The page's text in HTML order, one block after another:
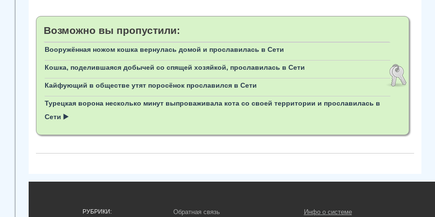
Возможно вы пропустили:
Вооружённая ножом кошка вернулась домой и прославилась в Сети
Кошка, поделившаяся добычей со спящей хозяйкой, прославилась в Сети
Кайфующий в обществе утят поросёнок прославился в Сети
Турецкая ворона несколько минут выпроваживала кота со своей территории и прославилась в
Сети ▶️
РУБРИКИ: Обратная связь Инфо о системе